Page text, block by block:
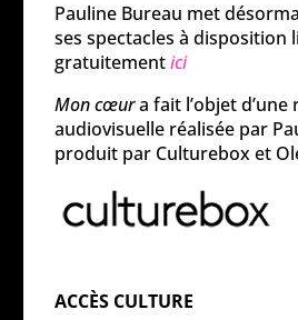
Pauline Bureau met
ses spectacles à disposition
gratuitementici
Mon cœura fait l’objet d’une
audiovisuelle réalisée par
produit par Culturebox et
ACCÈS CULTURE